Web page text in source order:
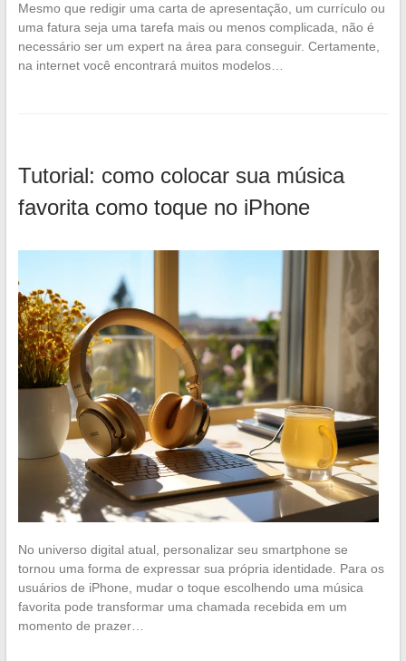
Mesmo que redigir uma carta de apresentação, um currículo ou
uma fatura seja uma tarefa mais ou menos complicada, não é
necessário ser um expert na área para conseguir. Certamente,
na internet você encontrará muitos modelos…
Tutorial: como colocar sua música
favorita como toque no iPhone
No universo digital atual, personalizar seu smartphone se
tornou uma forma de expressar sua própria identidade. Para os
usuários de iPhone, mudar o toque escolhendo uma música
favorita pode transformar uma chamada recebida em um
momento de prazer…